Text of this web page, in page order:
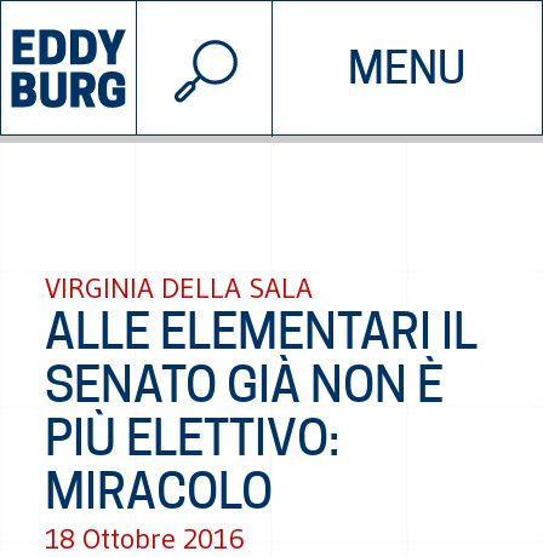
MENU
INIZIATIVE CHI SIAMO
© 2026 EDDYBURG
VIRGINIA DELLA SALA
ALLE ELEMENTARI IL
SENATO GIÀ NON È
PIÙ ELETTIVO:
MIRACOLO
18 Ottobre 2016